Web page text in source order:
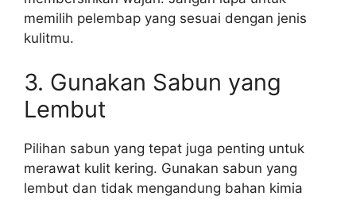
memilih pelembap yang sesuai dengan jenis
kulitmu.
3. Gunakan Sabun yang
Lembut
Pilihan sabun yang tepat juga penting untuk
merawat kulit kering. Gunakan sabun yang
lembut dan tidak mengandung bahan kimia